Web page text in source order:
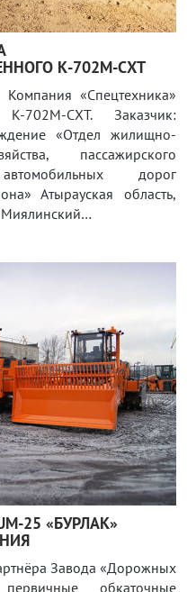
К-702М-СХТ
«Спецтехника»
К-702М-СХТ. Заказчик:
«Отдел жилищно-
пассажирского
дорог
Атырауская область,
Миялинский…
25 «БУРЛАК»
Завода «Дорожных
обкаточные